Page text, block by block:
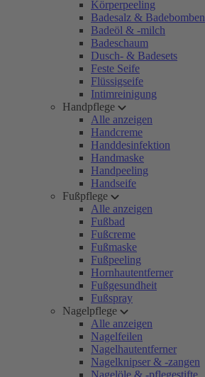
Körperpeeling
Badesalz & Badebomben
Badeöl & -milch
Badeschaum
Dusch- & Badesets
Feste Seife
Flüssigseife
Intimreinigung
Handpflege
Alle anzeigen
Handcreme
Handdesinfektion
Handmaske
Handpeeling
Handseife
Fußpflege
Alle anzeigen
Fußbad
Fußcreme
Fußmaske
Fußpeeling
Hornhautentferner
Fußgesundheit
Fußspray
Nagelpflege
Alle anzeigen
Nagelfeilen
Nagelhautentferner
Nagelknipser & -zangen
Nagelöle & -pflegestifte